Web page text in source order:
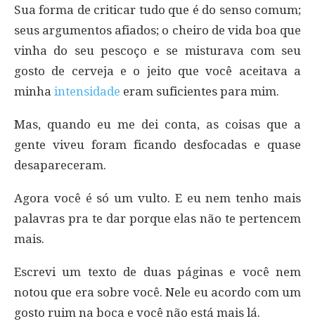
Sua forma de criticar tudo que é do senso comum;
seus argumentos afiados; o cheiro de vida boa que
vinha do seu pescoço e se misturava com seu
gosto de cerveja e o jeito que você aceitava a
minha intensidade eram suficientes para mim.
Mas, quando eu me dei conta, as coisas que a
gente viveu foram ficando desfocadas e quase
desapareceram.
Agora você é só um vulto. E eu nem tenho mais
palavras pra te dar porque elas não te pertencem
mais.
Escrevi um texto de duas páginas e você nem
notou que era sobre você. Nele eu acordo com um
gosto ruim na boca e você não está mais lá.